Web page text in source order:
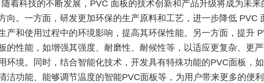
随着科技的不断发展，PVC 面板的技术创新和产品升级将成为未来
向。一方面，研发更加环保的生产原料和工艺，进一步降低 PVC
产和使用过程中的环境影响，提高其环保性能。另一方面，提升
的性能，如增强其强度、耐磨性、耐候性等，以适应更复杂、更
环境。同时，结合智能化技术，开发具有特殊功能的PVC面板，
洁功能、能够调节温度的智能PVC面板等，为用户带来更多的便